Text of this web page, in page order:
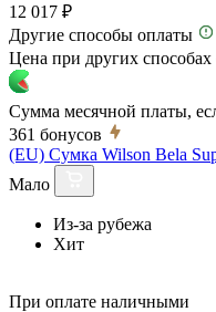
12 017 ₽
Другие способы оплаты
Цена при других
Сумма месячной платы,
361 бонусов
(EU) Сумка Wilson Bela
Мало
Из-за рубежа
Хит
При оплате наличными